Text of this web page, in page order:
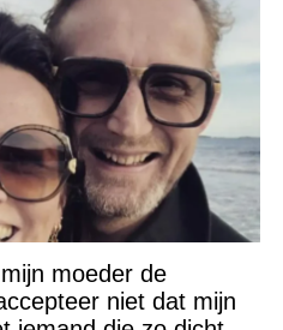
moeder de
niet dat mijn